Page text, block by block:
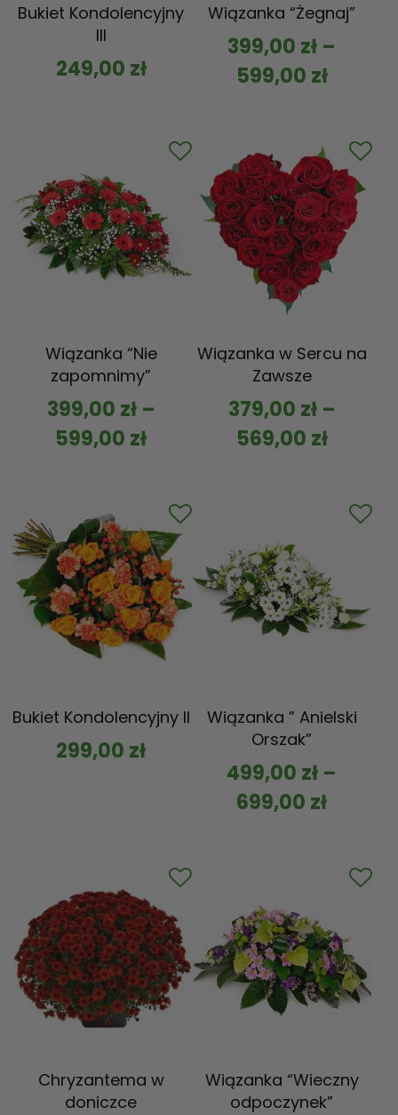
Bukiet Kondolencyjny
III
249,00 zł
Wiązanka “Żegnaj”
399,00 zł –
599,00 zł
Wiązanka “Nie
zapomnimy”
399,00 zł–
599,00 zł
Wiązanka w Sercu na
Zawsze
379,00 zł–
569,00 zł
Bukiet Kondolencyjny II
299,00 zł
Wiązanka ” Anielski
Orszak”
499,00 zł –
699,00 zł
Chryzantema w
doniczce
Wiązanka “Wieczny
odpoczynek”